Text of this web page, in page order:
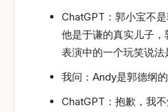
ChatGPT：郭小宝不是
他是于谦的真实儿子
表演中的一个玩笑说法
我问：Andy是郭德纲
ChatGPT：抱歉，我